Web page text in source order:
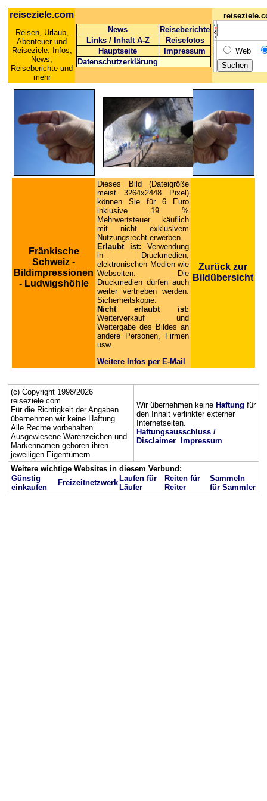
reiseziele.com
Reisen, Urlaub,
Abenteuer und
Reiseziele: Infos,
News,
Reiseberichte und
mehr
News
Reiseberichte
Links / Inhalt A-Z
Reisefotos
Hauptseite
Impressum
Datenschutzerklärung
Web
Fränkische
Schweiz -
Bildimpressionen
- Ludwigshöhle
Dieses Bild (Dateigröße
meist 3264x2448 Pixel)
können Sie für 6 Euro
inklusive 19 %
Mehrwertsteuer käuflich
mit nicht exklusivem
Nutzungsrecht erwerben.
Erlaubt ist: Verwendung
in Druckmedien,
elektronischen Medien wie
Webseiten. Die
Druckmedien dürfen auch
weiter vertrieben werden.
Sicherheitskopie.
Nicht erlaubt ist:
Weiterverkauf und
Weitergabe des Bildes an
andere Personen, Firmen
usw.
Weitere Infos per E-Mail
Zurück zur
Bildübersicht
(c) Copyright 1998/2026
reiseziele.com
Für die Richtigkeit der Angaben
übernehmen wir keine Haftung.
Alle Rechte vorbehalten.
Ausgewiesene Warenzeichen und
Markennamen gehören ihren
jeweiligen Eigentümern.
Wir übernehmen keine Haftung für
den Inhalt verlinkter externer
Internetseiten.
Haftungsausschluss /
Disclaimer
Impressum
Weitere wichtige Websites in diesem Verbund:
Günstig
einkaufen
Freizeitnetzwerk Laufen für
Läufer
Reiten für
Reiter
Sammeln
für Sammler